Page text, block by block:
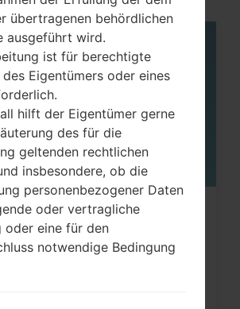
man die
durch Menü
übertragenen behördlichen
ausgeführt wird.
ist für berechtigte
des Eigentümers oder eines
hilft der Eigentümer gerne
des für die
geltenden rechtlichen
insbesondere, ob die
personenbezogener Daten
oder vertragliche
oder eine für den
notwendige Bedingung